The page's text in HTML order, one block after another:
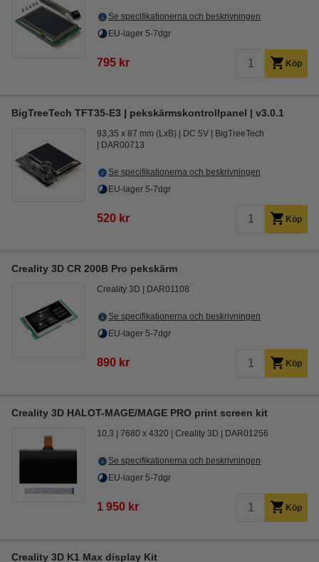
Se specifikationerna och beskrivningen
EU-lager 5-7dgr
795 kr Köp
BigTreeTech TFT35-E3 | pekskärmskontrollpanel | v3.0.1
93,35 x 87 mm (LxB) DC 5V
BigTreeTech
DAR00713
Se specifikationerna och beskrivningen
EU-lager 5-7dgr
520 kr Köp
Creality 3D CR 200B Pro pekskärm
Creality 3D DAR01108
Se specifikationerna och beskrivningen
EU-lager 5-7dgr
890 kr Köp
Creality 3D HALOT-MAGE/MAGE PRO print screen kit
10,3 7680 x 4320 Creality 3D DAR01256
Se specifikationerna och beskrivningen
EU-lager 5-7dgr
1 950 kr Köp
Creality 3D K1 Max display Kit